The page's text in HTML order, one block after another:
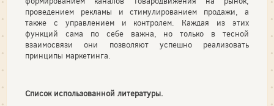
проведением рекламы и стимулированием продажи, а
также с управлением и контролем. Каждая из этих
функций сама по себе важна, но только в тесной
взаимосвязи они позволяют успешно реализовать
принципы маркетинга.
Список использованной литературы.